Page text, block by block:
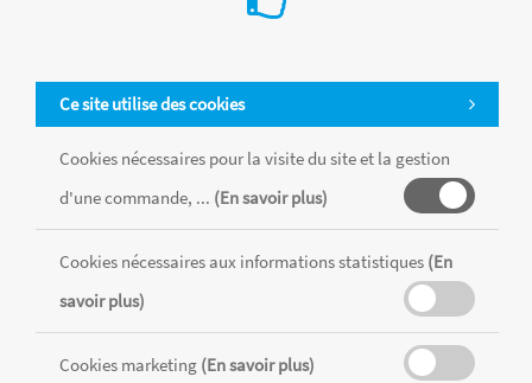
Ce site utilise des cookies
Cookies nécessaires pour la visite du site et la gestion
d'une commande, ... (En savoir plus)
Cookies nécessaires aux informations statistiques (En
savoir plus)
Cookies marketing (En savoir plus)
Tous les produits sont vendus dans la limite des stocks disponibles de
chaque magasin, toutes taxes comprises.
CONDITIONS GÉNÉRALES